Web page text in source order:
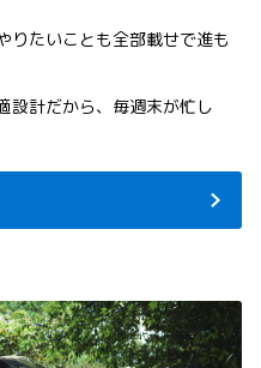
りたいことも全部載せで進も
設計だから、毎週末が忙し